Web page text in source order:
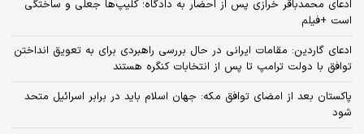
ادعای محمدباقر خرازی پس از احضار به دادگاه؛ کلیپ‌ها جعلی و ساختگی
است +فیلم
ادعای گاردین: مقامات ایرانی در حال بررسی راهبردی برای به تعویق انداختن
توافق با دولت ترامپ تا پس از انتخابات کنگره هستند
پاکستان بعد از امضای توافق مکه: جهان اسلام باید در برابر اسرائیل متحد
شود